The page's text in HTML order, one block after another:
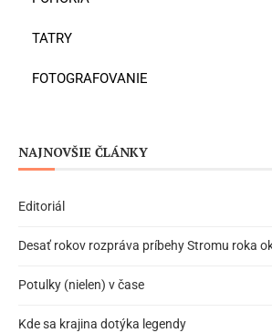
TATRY
FOTOGRAFOVANIE
NAJNOVŠIE ČLÁNKY
Editoriál
Desať rokov rozpráva príbehy Stromu roka
Potulky (nielen) v čase
Kde sa krajina dotýka legendy